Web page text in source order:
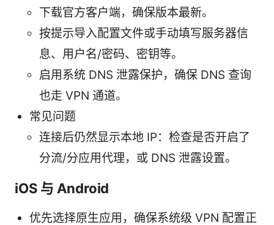
下载官方客户端，确保版本最新。
按提示导入配置文件或手动填写服务器信
息、用户名/密码、密钥等。
启用系统 DNS 泄露保护，确保 DNS 查询
也走 VPN 通道。
常见问题
连接后仍然显示本地 IP：检查是否开启了
分流/分应用代理，或 DNS 泄露设置。
iOS 与 Android
优先选择原生应用，确保系统级 VPN 配置正